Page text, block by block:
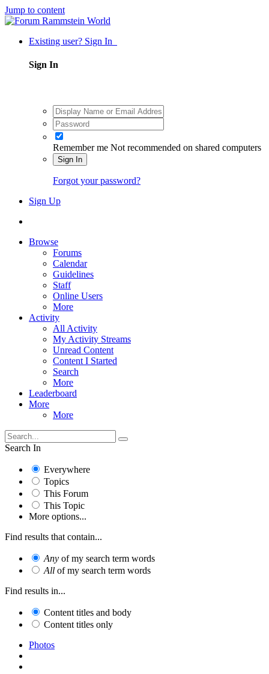
Jump to content
Existing user? Sign In
Sign In
Remember me Not recommended on shared computers
Sign In
Forgot your password?
Sign Up
Browse
Forums
Calendar
Guidelines
Staff
Online Users
More
Activity
All Activity
My Activity Streams
Unread Content
Content I Started
Search
More
Leaderboard
More
More
Search In
Everywhere
Topics
This Forum
This Topic
More options...
Find results that contain...
Any of my search term words
All of my search term words
Find results in...
Content titles and body
Content titles only
Photos